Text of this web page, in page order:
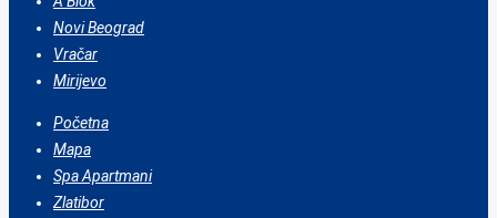
Novi Beograd
Vračar
Mirijevo
Početna
Mapa
Spa Apartmani
Zlatibor